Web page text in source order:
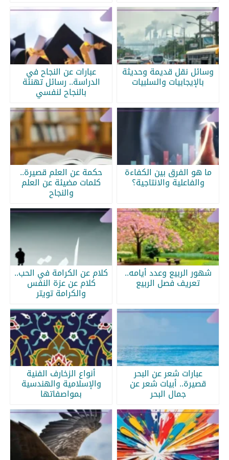
وسائل نقل قديمة وحديثة
بالإيجابيات والسلبيات
عبارات عن النجاح في
الدراسة.. رسائل تهنئة
بالنجاح لنفسي
ما هو الفرق بين الكفاءة
والفاعلية والانتاجية؟
حكمة عن العلم قصيرة..
كلمات مضيئة عن العلم
والنجاح
شهور الربيع وعدد أيامه..
تعريف فصل الربيع
كلام عن الكرامة في الحب..
كلام عن عزة النفس
والكرامة تويتر
عبارات شعر عن البحر
قصيرة.. أبيات شعر عن
جمال البحر
أنواع الزخارف الفنية
والإسلامية والهندسية
بمواصفاتها